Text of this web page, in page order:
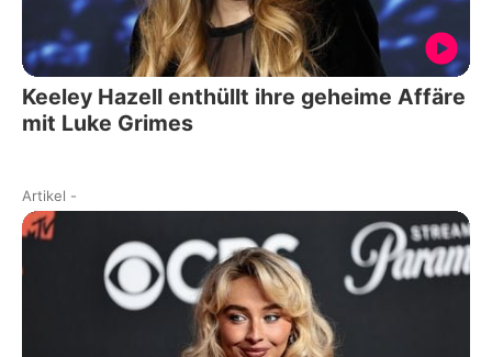
Keeley Hazell enthüllt ihre geheime Affäre
mit Luke Grimes
Artikel -